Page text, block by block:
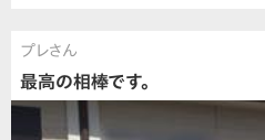
プレさん
最高の相棒です。